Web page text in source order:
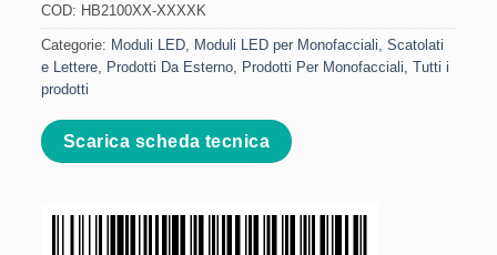
COD: HB2100XX-XXXXK
Categorie: Moduli LED Moduli LED per Monofacciali, Scatolati
e Lettere Prodotti Da Esterno Prodotti Per Monofacciali ,Tutti i
prodotti
Scarica scheda tecnica